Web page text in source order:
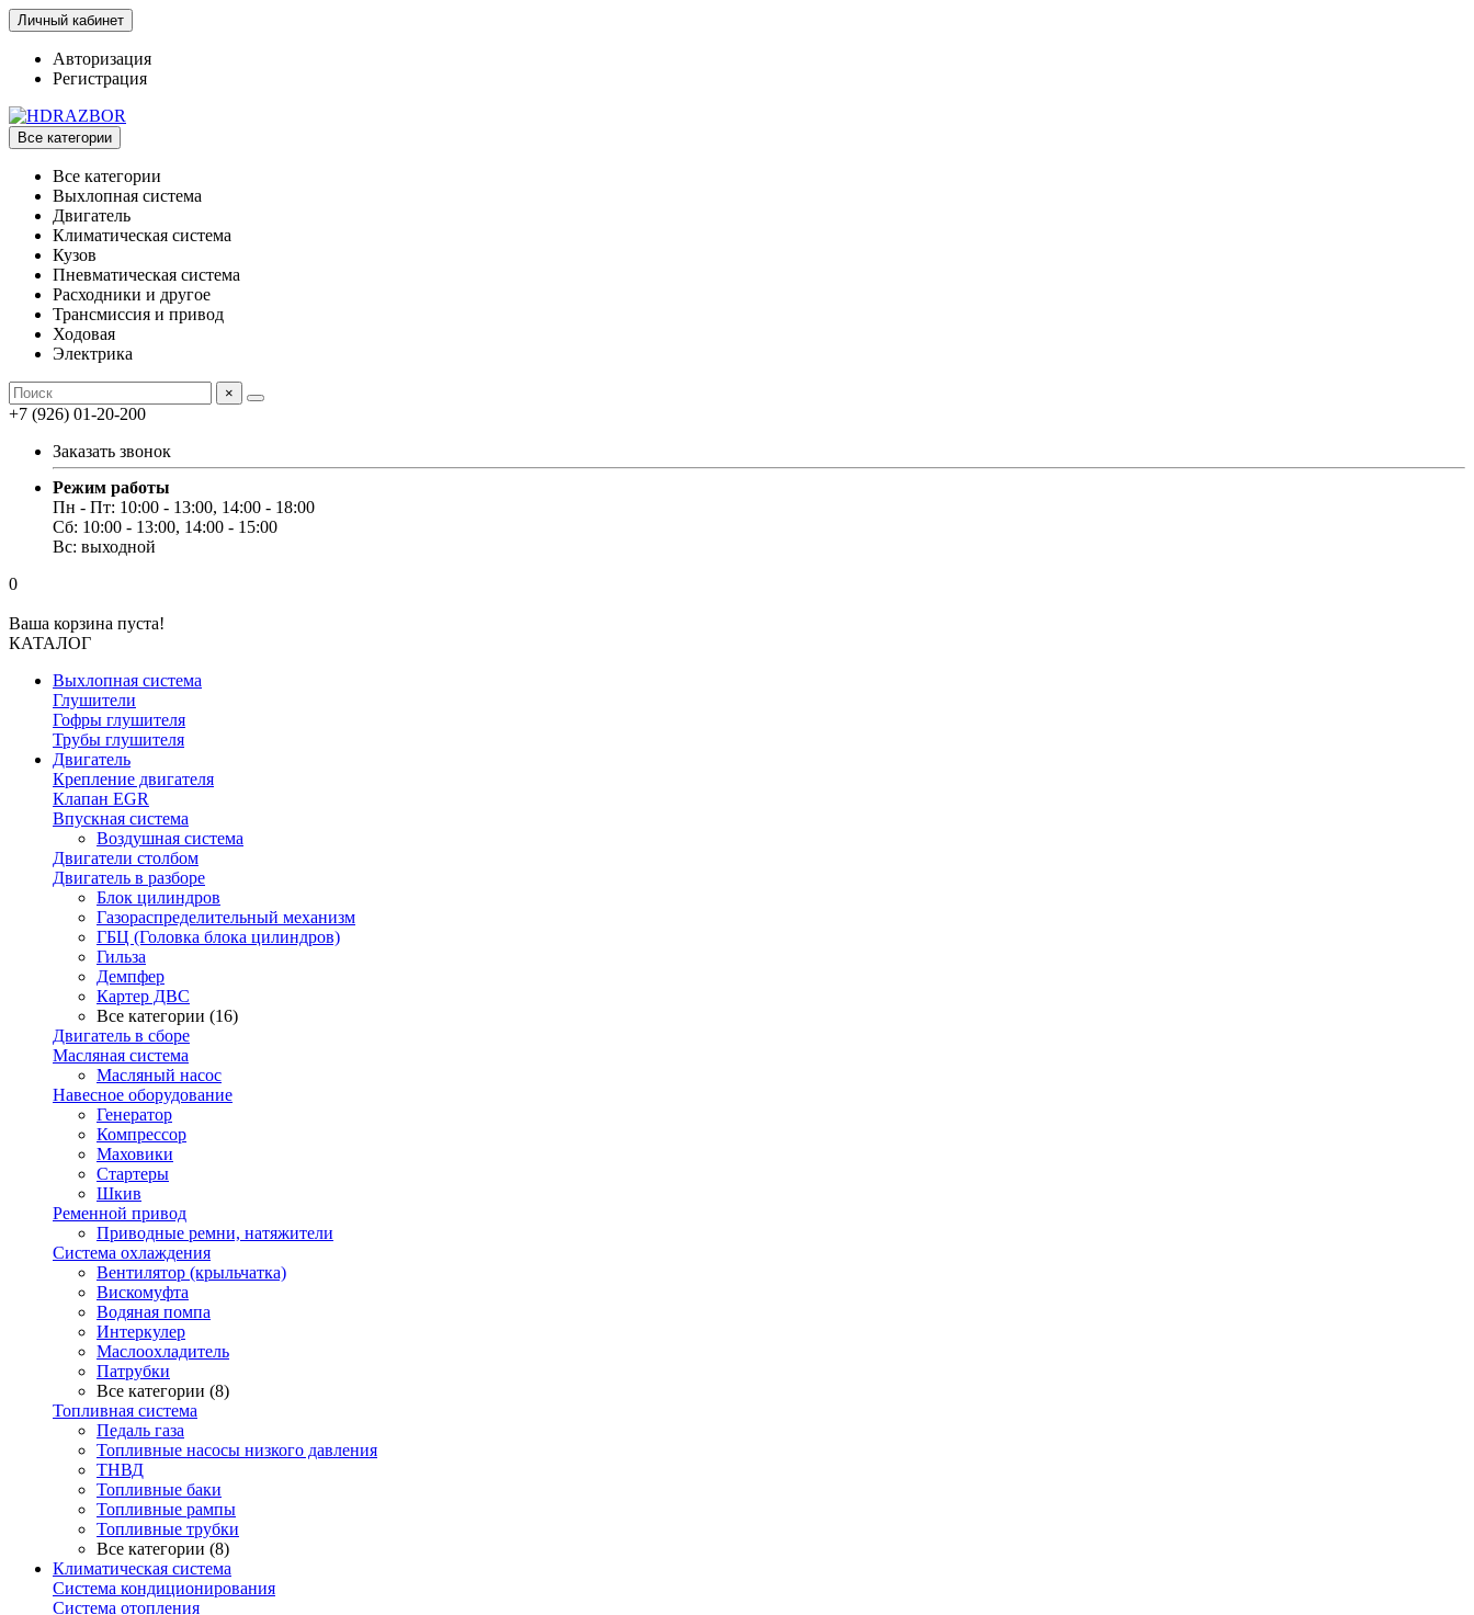
Личный кабинет
Авторизация
Регистрация
Все категории
Все категории
Выхлопная система
Двигатель
Климатическая система
Кузов
Пневматическая система
Расходники и другое
Трансмиссия и привод
Ходовая
Электрика
×
+7 (926) 01-20-200
Заказать звонок
Режим работы
Пн - Пт: 10:00 - 13:00, 14:00 - 18:00
Сб: 10:00 - 13:00, 14:00 - 15:00
Вс: выходной
0
Ваша корзина пуста!
КАТАЛОГ
Выхлопная система
Глушители
Гофры глушителя
Трубы глушителя
Двигатель
Крепление двигателя
Клапан EGR
Впускная система
Воздушная система
Двигатели столбом
Двигатель в разборе
Блок цилиндров
Газораспределительный механизм
ГБЦ (Головка блока цилиндров)
Гильза
Демпфер
Картер ДВС
Все категории (16)
Двигатель в сборе
Масляная система
Масляный насос
Навесное оборудование
Генератор
Компрессор
Маховики
Стартеры
Шкив
Ременной привод
Приводные ремни, натяжители
Система охлаждения
Вентилятор (крыльчатка)
Вискомуфта
Водяная помпа
Интеркулер
Маслоохладитель
Патрубки
Все категории (8)
Топливная система
Педаль газа
Топливные насосы низкого давления
ТНВД
Топливные баки
Топливные рампы
Топливные трубки
Все категории (8)
Климатическая система
Система кондиционирования
Система отопления